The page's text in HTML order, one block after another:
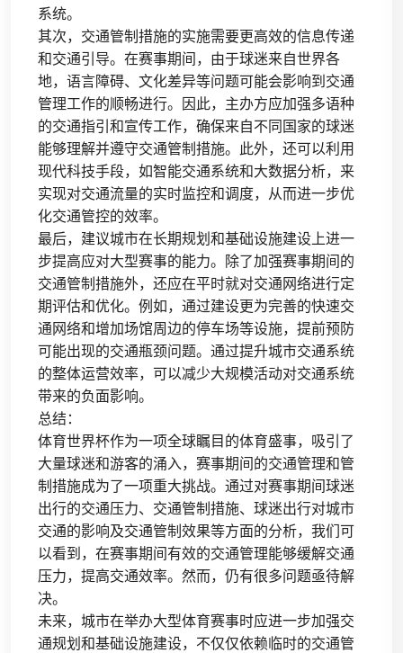
系统。
其次，交通管制措施的实施需要更高效的信息传递
和交通引导。在赛事期间，由于球迷来自世界各
地，语言障碍、文化差异等问题可能会影响到交通
管理工作的顺畅进行。因此，主办方应加强多语种
的交通指引和宣传工作，确保来自不同国家的球迷
能够理解并遵守交通管制措施。此外，还可以利用
现代科技手段，如智能交通系统和大数据分析，来
实现对交通流量的实时监控和调度，从而进一步优
化交通管控的效率。
最后，建议城市在长期规划和基础设施建设上进一
步提高应对大型赛事的能力。除了加强赛事期间的
交通管制措施外，还应在平时就对交通网络进行定
期评估和优化。例如，通过建设更为完善的快速交
通网络和增加场馆周边的停车场等设施，提前预防
可能出现的交通瓶颈问题。通过提升城市交通系统
的整体运营效率，可以减少大规模活动对交通系统
带来的负面影响。
总结：
体育世界杯作为一项全球瞩目的体育盛事，吸引了
大量球迷和游客的涌入，赛事期间的交通管理和管
制措施成为了一项重大挑战。通过对赛事期间球迷
出行的交通压力、交通管制措施、球迷出行对城市
交通的影响及交通管制效果等方面的分析，我们可
以看到，在赛事期间有效的交通管理能够缓解交通
压力，提高交通效率。然而，仍有很多问题亟待解
决。
未来，城市在举办大型体育赛事时应进一步加强交
通规划和基础设施建设，不仅仅依赖临时的交通管